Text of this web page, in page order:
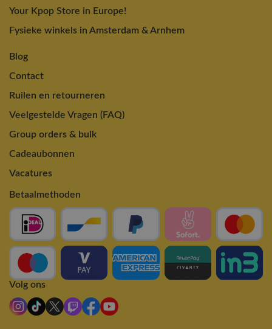
Your Kpop Store in Europe!
Fysieke winkels in Amsterdam & Arnhem
Blog
Contact
Ruilen en retourneren
Veelgestelde Vragen (FAQ)
Group orders & bulk
Cadeaubonnen
Vacatures
Betaalmethoden
Volg ons